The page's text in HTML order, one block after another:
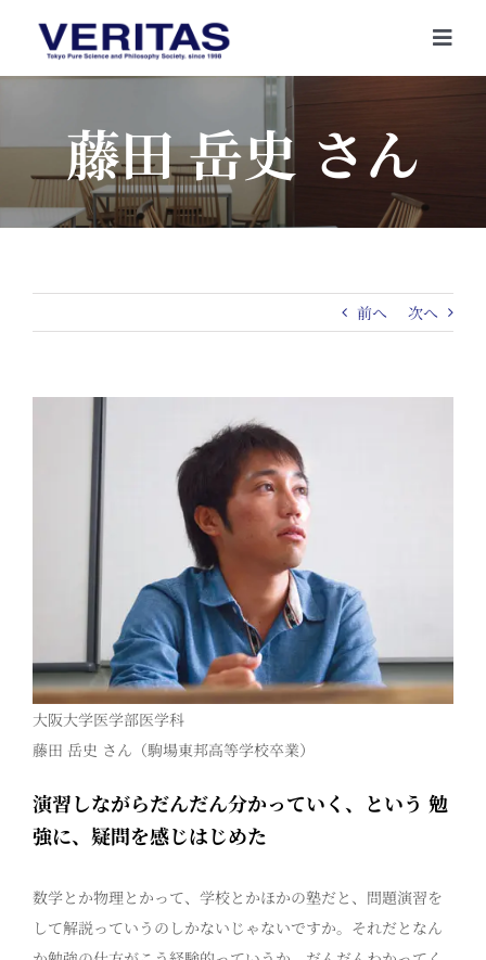
content
藤田 岳史 さん
前へ 次へ
大阪大学医学部医学科
藤田 岳史 さん（駒場東邦高等学校卒業）
演習しながらだんだん分かっていく、という 勉
強に、疑問を感じはじめた
数学とか物理とかって、学校とかほかの塾だと、問題演習を
して解説っていうのしかないじゃないですか。それだとなん